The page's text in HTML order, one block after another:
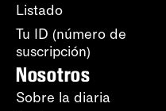
Listado
Tu ID (número de
suscripción)
Nosotros
Sobre la diaria